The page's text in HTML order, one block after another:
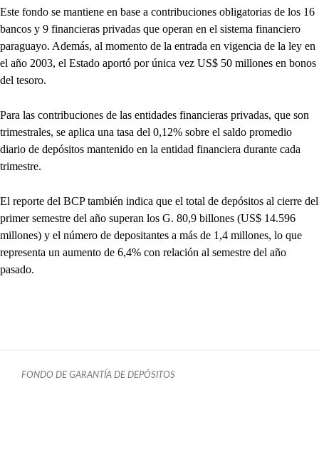
Este fondo se mantiene en base a contribuciones obligatorias de los 16
bancos y 9 financieras privadas que operan en el sistema financiero
paraguayo. Además, al momento de la entrada en vigencia de la ley en
el año 2003, el Estado aportó por única vez US$ 50 millones en bonos
del tesoro.
Para las contribuciones de las entidades financieras privadas, que son
trimestrales, se aplica una tasa del 0,12% sobre el saldo promedio
diario de depósitos mantenido en la entidad financiera durante cada
trimestre.
El reporte del BCP también indica que el total de depósitos al cierre del
primer semestre del año superan los G. 80,9 billones (US$ 14.596
millones) y el número de depositantes a más de 1,4 millones, lo que
representa un aumento de 6,4% con relación al semestre del año
pasado.
FONDO DE GARANTÍA DE DEPÓSITOS